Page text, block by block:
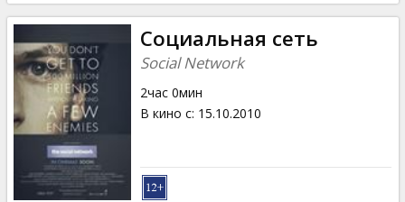
Социальная сеть
Social Network
2час 0мин
В кино с: 15.10.2010